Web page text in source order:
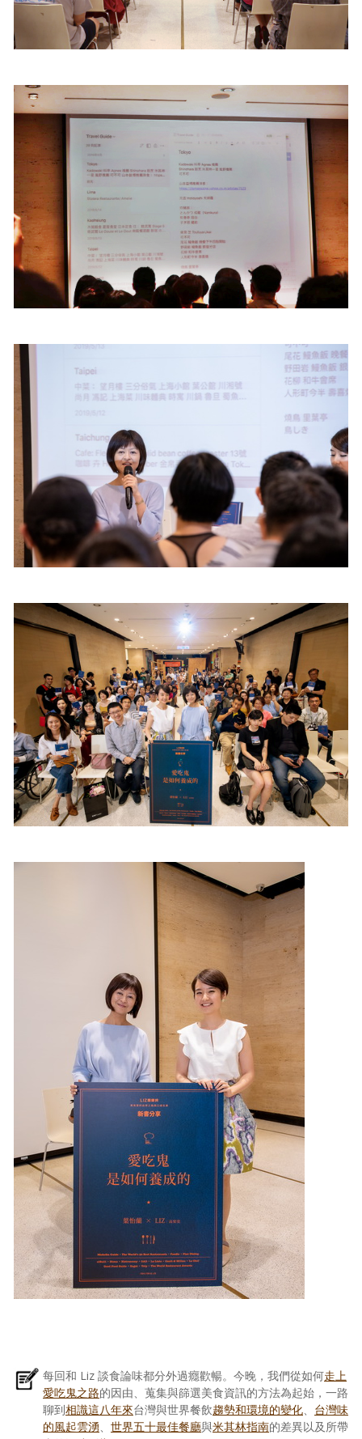
每回和 Liz 談食論味都分外過癮歡暢。今晚，我們從如何走上
愛吃鬼之路的因由、蒐集與篩選美食資訊的方法為起始，一路
聊到相識這八年來台灣與世界餐飲趨勢和環境的變化、 台灣味
的風起雲湧、 世界五十最佳餐廳與米其林指南的差異以及所帶